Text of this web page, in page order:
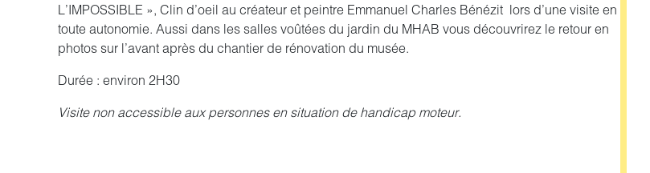
L’IMPOSSIBLE », Clin d’oeil au créateur et peintre Emmanuel Charles Bénézit lors d’une visite en
toute autonomie. Aussi dans les salles voûtées du jardin du MHAB vous découvrirez le retour en
photos sur l’avant après du chantier de rénovation du musée.
Durée : environ 2H30
Visite non accessible aux personnes en situation de handicap moteur.